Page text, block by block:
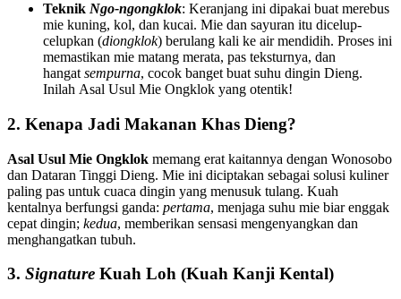
Teknik Ngo-ngongklok: Keranjang ini dipakai buat merebus
mie kuning, kol, dan kucai. Mie dan sayuran itu dicelup-
celupkan (diongklok) berulang kali ke air mendidih. Proses ini
memastikan mie matang merata, pas teksturnya, dan
hangat sempurna, cocok banget buat suhu dingin Dieng.
Inilah Asal Usul Mie Ongklok yang otentik!
2. Kenapa Jadi Makanan Khas Dieng?
Asal Usul Mie Ongklok memang erat kaitannya dengan Wonosobo
dan Dataran Tinggi Dieng. Mie ini diciptakan sebagai solusi kuliner
paling pas untuk cuaca dingin yang menusuk tulang. Kuah
kentalnya berfungsi ganda: pertama, menjaga suhu mie biar enggak
cepat dingin; kedua, memberikan sensasi mengenyangkan dan
menghangatkan tubuh.
3. Signature Kuah Loh (Kuah Kanji Kental)